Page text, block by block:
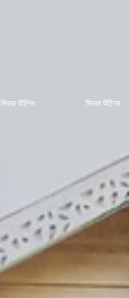
सिल्क पेंटिंग्स सिल्क पेंटिंग्स